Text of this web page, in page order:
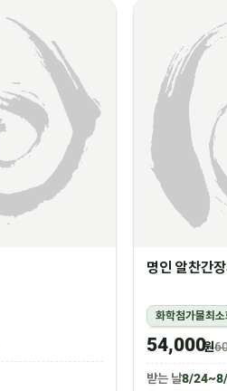
명인 알찬간
화학첨가물최소
1.5kg(꽃게
54,000원
받는 날8/